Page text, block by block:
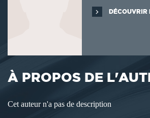
DÉCOUVRIR
À PROPOS DE
Cet auteur n'a pas de description